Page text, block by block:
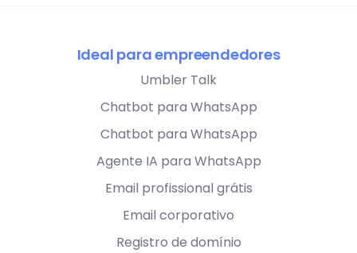
Ideal para empreendedores
Umbler Talk
Chatbot para WhatsApp
Chatbot para WhatsApp
Agente IA para WhatsApp
Email profissional grátis
Email corporativo
Registro de domínio